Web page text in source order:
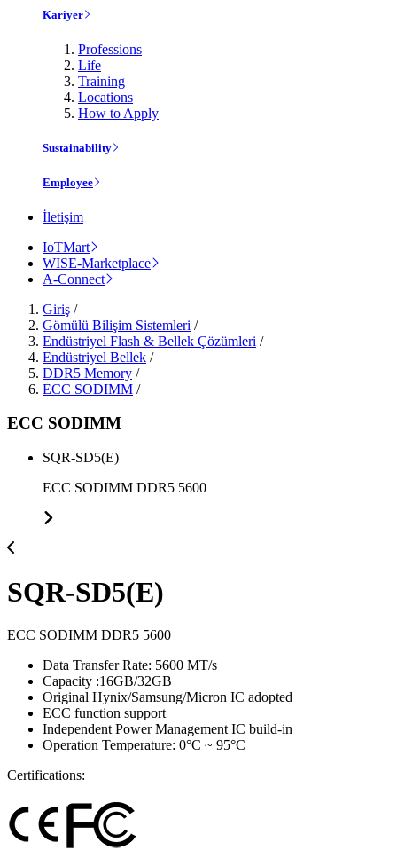
Kariyer
Professions
Life
Training
Locations
How to Apply
Sustainability
Employee
İletişim
IoTMart
WISE-Marketplace
A-Connect
Giriş /
Gömülü Bilişim Sistemleri /
Endüstriyel Flash & Bellek Çözümleri /
Endüstriyel Bellek /
DDR5 Memory /
ECC SODIMM /
ECC SODIMM
SQR-SD5(E)
ECC SODIMM DDR5 5600
SQR-SD5(E)
ECC SODIMM DDR5 5600
Data Transfer Rate: 5600 MT/s
Capacity :16GB/32GB
Original Hynix/Samsung/Micron IC adopted
ECC function support
Independent Power Management IC build-in
Operation Temperature: 0°C ~ 95°C
Certifications: